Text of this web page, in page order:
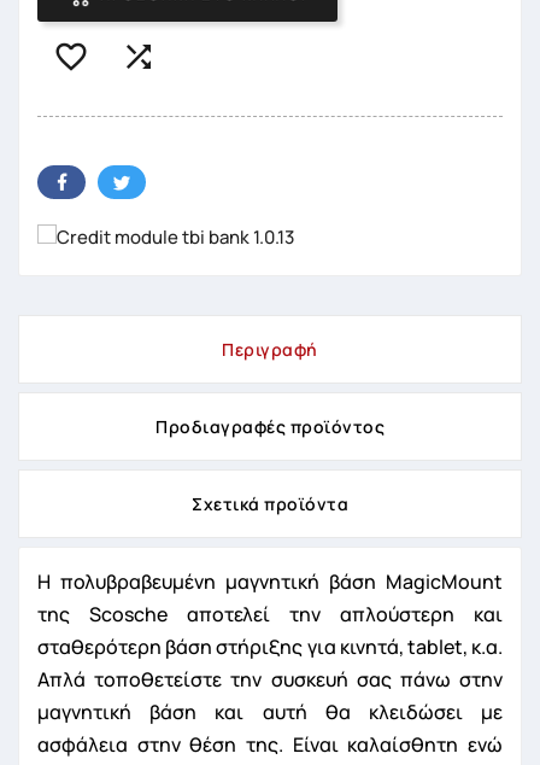
 
Περιγραφή
Προδιαγραφές προϊόντος
Σχετικά προϊόντα
Η πολυβραβευμένη μαγνητική βάση MagicMount
της Scosche αποτελεί την απλούστερη και
σταθερότερη βάση στήριξης για κινητά, tablet, κ.α.
Απλά τοποθετείστε την συσκευή σας πάνω στην
μαγνητική βάση και αυτή θα κλειδώσει με
ασφάλεια στην θέση της. Είναι καλαίσθητη ενώ